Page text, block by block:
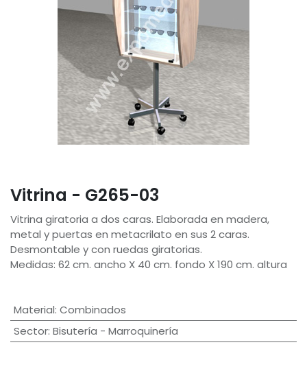
Vitrina - G265-03
Vitrina giratoria a dos caras. Elaborada en madera,
metal y puertas en metacrilato en sus 2 caras.
Desmontable y con ruedas giratorias.
Medidas: 62 cm. ancho X 40 cm. fondo X 190 cm. altura
Material: Combinados
Sector: Bisutería - Marroquinería